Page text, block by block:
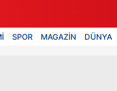
SPOR MAGAZİN DÜNYA